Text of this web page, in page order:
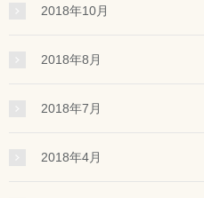
2018年10月
2018年8月
2018年7月
2018年4月